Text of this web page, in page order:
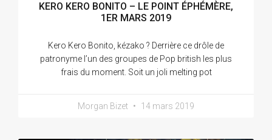
KERO KERO BONITO – LE POINT ÉPHÉMÈRE,
1ER MARS 2019
Kero Kero Bonito, kézako ? Derrière ce drôle de
patronyme l’un des groupes de Pop british les plus
frais du moment. Soit un joli melting pot
Morgan Bizet 14 mars 2019